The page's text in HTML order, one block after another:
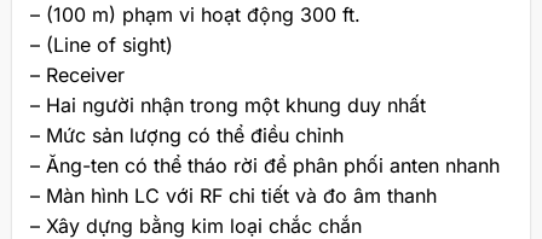
– (100 m) phạm vi hoạt động 300 ft.
– (Line of sight)
– Receiver
– Hai người nhận trong một khung duy nhất
– Mức sản lượng có thể điều chỉnh
– Ăng-ten có thể tháo rời để phân phối anten nhanh
– Màn hình LC với RF chi tiết và đo âm thanh
– Xây dựng bằng kim loại chắc chắn